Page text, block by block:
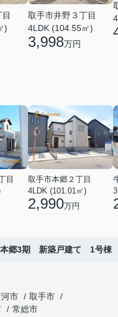
)
取手市井野３丁目
4LDK (104.55㎡)
3,998万円
目
取手市本郷２丁目
4LDK (101.01㎡)
2,990万円
本郷3期 新築戸建て 1号棟
市
取手市
常総市